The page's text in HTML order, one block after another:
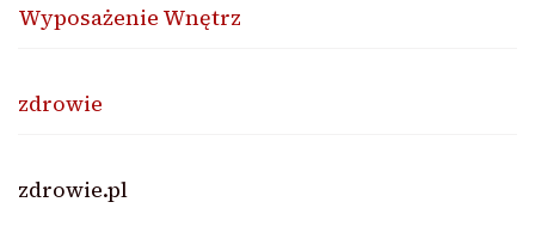
Wyposażenie Wnętrz
zdrowie
zdrowie.pl